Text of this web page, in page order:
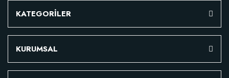
KATEGORİLER
KURUMSAL